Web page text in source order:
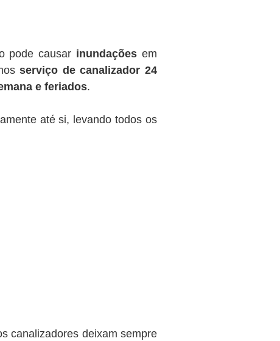
pode causar inundações em
serviço de canalizador 24
e feriados.
até si, levando todos os
canalizadores deixam sempre